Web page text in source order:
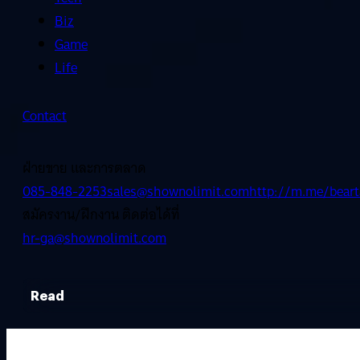
Biz
Game
Life
Contact
ฝ่ายขาย และการตลาด
085-848-2253sales@shownolimit.comhttp://m.me/
สมัครงาน/ฝึกงาน ติดต่อได้ที่
hr-ga@shownolimit.com
Read